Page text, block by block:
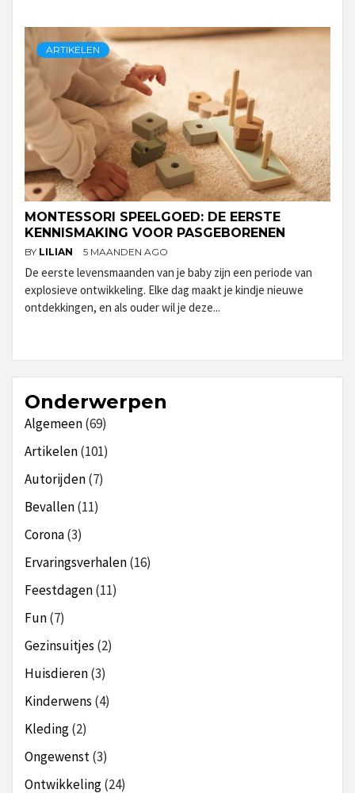
ARTIKELEN
MONTESSORI SPEELGOED: DE EERSTE
KENNISMAKING VOOR PASGEBORENEN
BY LILIAN 5 MAANDEN AGO
De eerste levensmaanden van je baby zijn een periode van
explosieve ontwikkeling. Elke dag maakt je kindje nieuwe
ontdekkingen, en als ouder wil je deze...
Onderwerpen
Algemeen(69)
Artikelen(101)
Autorijden(7)
Bevallen(11)
Corona(3)
Ervaringsverhalen(16)
Feestdagen(11)
Fun(7)
Gezinsuitjes (2)
Huisdieren(3)
Kinderwens (4)
Kleding(2)
Ongewenst(3)
Ontwikkeling(24)